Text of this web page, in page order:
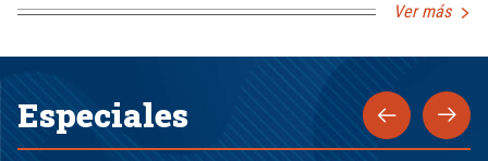
Ver más
Especiales